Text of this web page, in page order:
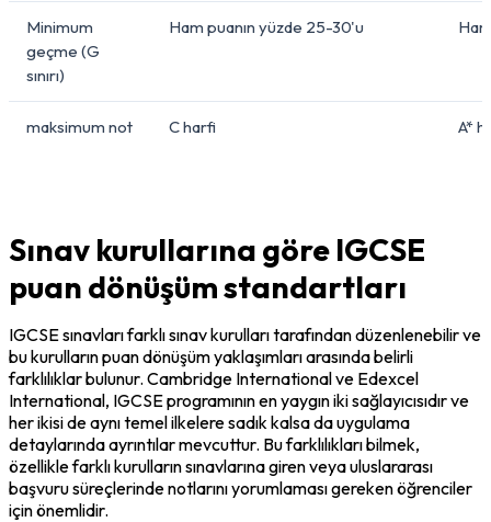
Minimum
geçme (G
sınırı)
Ham puanın yüzde 25-30'u
maksimum not C harfi A*
Sınav kurullarına göre IGCSE
puan dönüşüm standartları
IGCSE sınavları farklı sınav kurulları tarafından düzenlenebilir ve
bu kurulların puan dönüşüm yaklaşımları arasında belirli
farklılıklar bulunur. Cambridge International ve Edexcel
International, IGCSE programının en yaygın iki sağlayıcısıdır ve
her ikisi de aynı temel ilkelere sadık kalsa da uygulama
detaylarında ayrıntılar mevcuttur. Bu farklılıkları bilmek,
özellikle farklı kurulların sınavlarına giren veya uluslararası
başvuru süreçlerinde notlarını yorumlaması gereken öğrenciler
için önemlidir.